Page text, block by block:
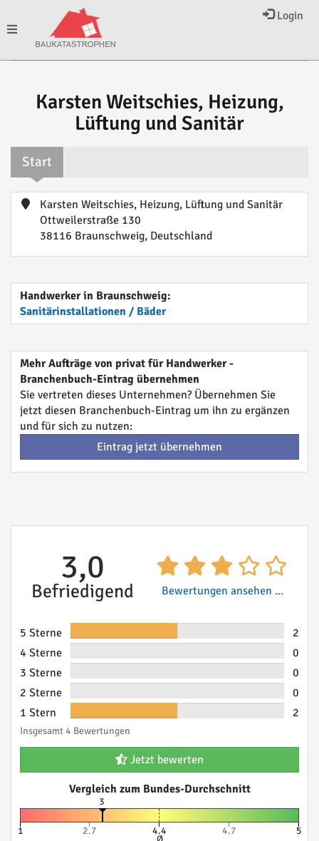
Login
Toggle
Karsten Weitschies, Heizung,
Lüftung und Sanitär
Start
Karsten Weitschies, Heizung, Lüftung und Sanitär
Ottweilerstraße 130
38116 Braunschweig, Deutschland
Handwerker in Braunschweig:
Sanitärinstallationen / Bäder
Mehr Aufträge von privat für Handwerker -
Branchenbuch-Eintrag übernehmen
Sie vertreten dieses Unternehmen? Übernehmen Sie
jetzt diesen Branchenbuch-Eintrag um ihn zu ergänzen
und für sich zu nutzen:
Eintrag jetzt übernehmen
3,0
Befriedigend Bewertungen ansehen ...
5 Sterne
2
4 Sterne
0
3 Sterne
0
2 Sterne
0
1 Stern
2
Insgesamt 4 Bewertungen
Jetzt bewerten
Vergleich zum Bundes-Durchschnitt
3
1 2.7 4.4 4.7 5